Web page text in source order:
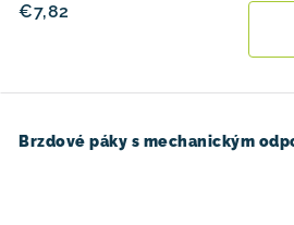
€7,82
Brzdové páky s mechanickým